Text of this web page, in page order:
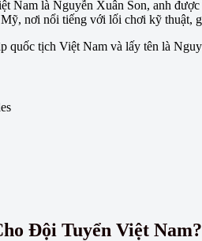
Nam là Nguyễn Xuân Son, anh
nơi nổi tiếng với lối chơi kỹ thuật,
quốc tịch Việt Nam và lấy tên là
Đội Tuyển Việt Nam?